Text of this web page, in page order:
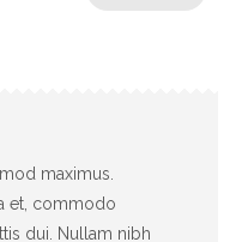
maximus.
et, commodo
dui. Nullam nibh